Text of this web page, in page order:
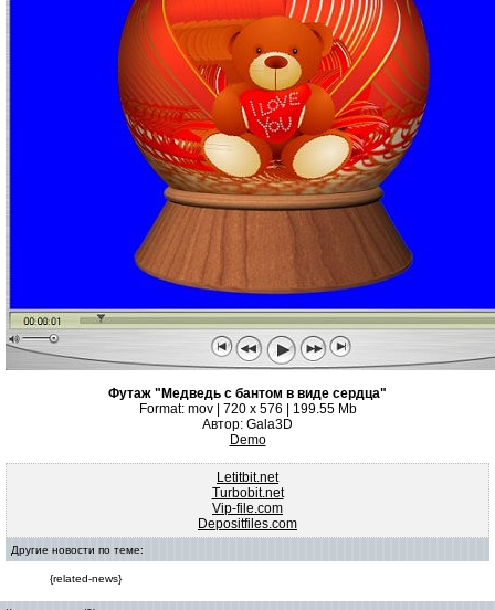
Футаж "Медведь с бантом в виде сердца"
Format: mov | 720 x 576 | 199.55 Mb
Автор: Gala3D
Demo
Letitbit.net
Turbobit.net
Vip-file.com
Depositfiles.com
Другие новости по теме:
{related-news}